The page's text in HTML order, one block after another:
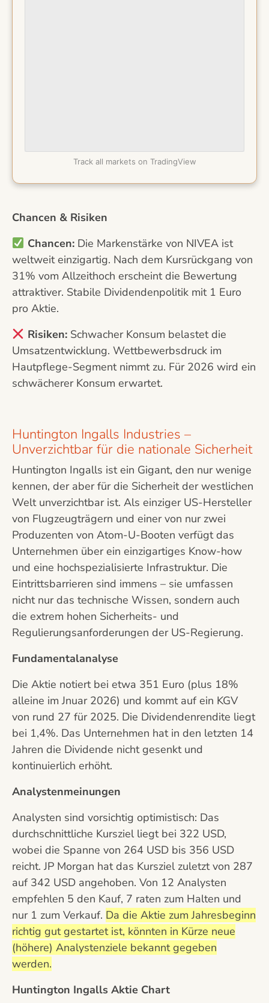
Track all markets on TradingView
Chancen & Risiken
Chancen:Die Markenstärke von NIVEA ist
weltweit einzigartig. Nach dem Kursrückgang von
31% vom Allzeithoch erscheint die Bewertung
attraktiver. Stabile Dividendenpolitik mit 1 Euro
pro Aktie.
Risiken:Schwacher Konsum belastet die
Umsatzentwicklung. Wettbewerbsdruck im
Hautpflege-Segment nimmt zu. Für 2026 wird ein
schwächerer Konsum erwartet.
Huntington Ingalls Industries –
Unverzichtbar für die nationale Sicherheit
Huntington Ingalls ist ein Gigant, den nur wenige
kennen, der aber für die Sicherheit der westlichen
Welt unverzichtbar ist. Als einziger US-Hersteller
von Flugzeugträgern und einer von nur zwei
Produzenten von Atom-U-Booten verfügt das
Unternehmen über ein einzigartiges Know-how
und eine hochspezialisierte Infrastruktur. Die
Eintrittsbarrieren sind immens – sie umfassen
nicht nur das technische Wissen, sondern auch
die extrem hohen Sicherheits- und
Regulierungsanforderungen der US-Regierung.
Fundamentalanalyse
Die Aktie notiert bei etwa 351 Euro (plus 18%
alleine im Jnuar 2026) und kommt auf ein KGV
von rund 27 für 2025. Die Dividendenrendite liegt
bei 1,4%. Das Unternehmen hat in den letzten 14
Jahren die Dividende nicht gesenkt und
kontinuierlich erhöht.
Analystenmeinungen
Analysten sind vorsichtig optimistisch: Das
durchschnittliche Kursziel liegt bei 322 USD,
wobei die Spanne von 264 USD bis 356 USD
reicht. JP Morgan hat das Kursziel zuletzt von 287
auf 342 USD angehoben. Von 12 Analysten
empfehlen 5 den Kauf, 7 raten zum Halten und
nur 1 zum Verkauf. Da die Aktie zum Jahresbeginn
richtig gut gestartet ist, könnten in Kürze neue
(höhere) Analystenziele bekannt gegeben
werden.
Huntington Ingalls Aktie Chart